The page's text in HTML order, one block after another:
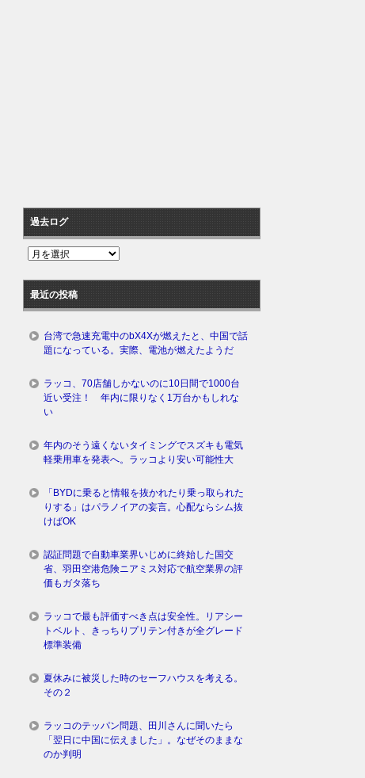
過去ログ
過
ロ
グ
最近の投稿
台湾で急速充電中のbX4Xが燃えたと、中国で話
題になっている。実際、電池が燃えたようだ
ラッコ、70店舗しかないのに10日間で1000台
近い受注！ 年内に限りなく1万台かもしれな
い
年内のそう遠くないタイミングでスズキも電気
軽乗用車を発表へ。ラッコより安い可能性大
「BYDに乗ると情報を抜かれたり乗っ取られた
りする」はパラノイアの妄言。心配ならシム抜
けばOK
認証問題で自動車業界いじめに終始した国交
省、羽田空港危険ニアミス対応で航空業界の評
価もガタ落ち
ラッコで最も評価すべき点は安全性。リアシー
トベルト、きっちりプリテン付きが全グレード
標準装備
夏休みに被災した時のセーフハウスを考える。
その２
ラッコのテッパン問題、田川さんに聞いたら
「翌日に中国に伝えました」。なぜそのままな
のか判明